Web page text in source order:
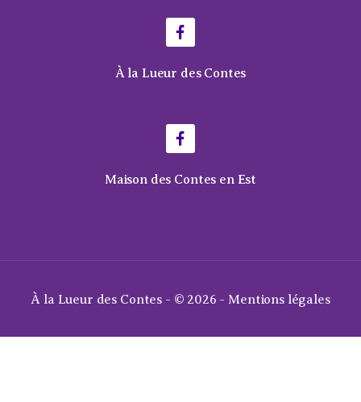
À la Lueur des Contes
Maison des Contes en Est
À la Lueur des Contes - © 2026 - Mentions légales